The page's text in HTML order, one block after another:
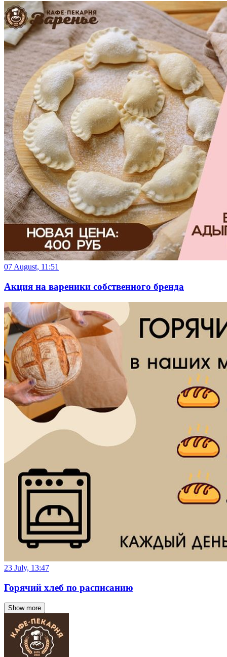
07 August, 11:51
Акция на вареники собственного бренда
23 July, 13:47
Горячий хлеб по расписанию
Show more